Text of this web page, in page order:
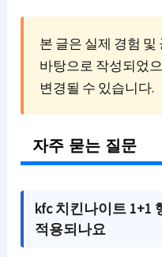
본 글은 실제 경험
바탕으로 작성되었
변경될 수 있습니다.
자주 묻는 질문
kfc 치킨나이트 1+1
적용되나요